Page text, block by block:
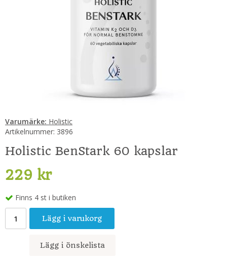
Varumärke: Holistic
Artikelnummer: 3896
Holistic BenStark 60 kapslar
229 kr
Finns 4 st i butiken
Lägg i varukorg
Lägg i önskelista